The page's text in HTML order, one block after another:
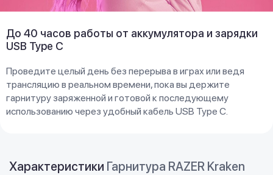
До 40 часов работы от аккумулятора и зарядки
USB Type C
Проведите целый день без перерыва в играх или ведя
трансляцию в реальном времени, пока вы держите
гарнитуру заряженной и готовой к последующему
использованию через удобный кабель USB Type C.
Характеристики Гарнитура RAZER Kraken